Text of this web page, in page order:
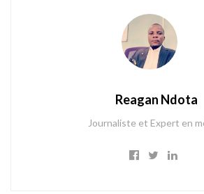
Reagan Ndota
Journaliste et Expert en